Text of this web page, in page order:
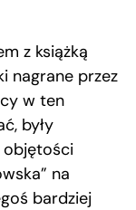
z książką
nagrane przez
w ten
były
objętości
na
bardziej